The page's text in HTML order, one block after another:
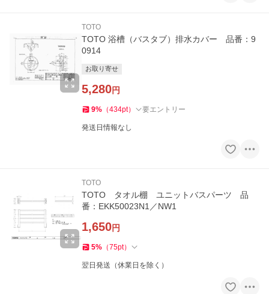
TOTO
TOTO 浴槽（バスタブ）排水カバー 品番：9
0914
お取り寄せ
5,280円
9% （434pt） 要エントリー
発送日情報なし
TOTO
TOTO タオル棚 ユニットバスパーツ 品
番：EKK50023N1／NW1
1,650円
5% （75pt）
翌日発送（休業日を除く）